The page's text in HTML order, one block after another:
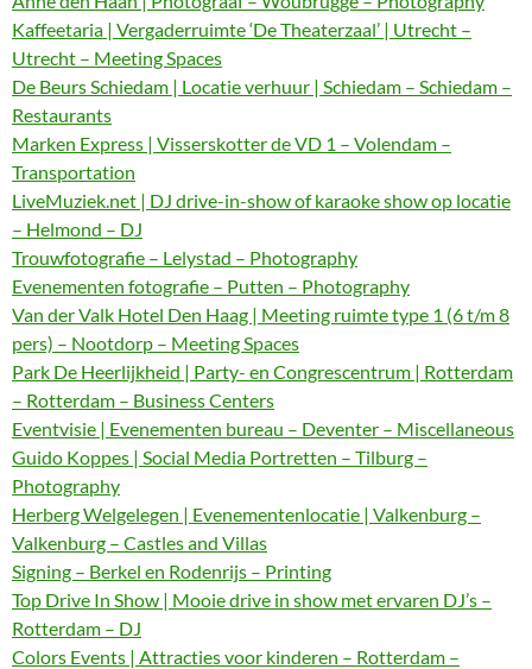
Kaffeetaria | Vergaderruimte ‘De Theaterzaal’ | Utrecht –
Utrecht – Meeting Spaces
De Beurs Schiedam | Locatie verhuur | Schiedam – Schiedam –
Restaurants
Marken Express | Visserskotter de VD 1 – Volendam –
Transportation
LiveMuziek.net | DJ drive-in-show of karaoke show op locatie
– Helmond – DJ
Trouwfotografie – Lelystad – Photography
Evenementen fotografie – Putten – Photography
Van der Valk Hotel Den Haag | Meeting ruimte type 1 (6 t/m 8
pers) – Nootdorp – Meeting Spaces
Park De Heerlijkheid | Party- en Congrescentrum | Rotterdam
– Rotterdam – Business Centers
Eventvisie | Evenementen bureau – Deventer – Miscellaneous
Guido Koppes | Social Media Portretten – Tilburg –
Photography
Herberg Welgelegen | Evenementenlocatie | Valkenburg –
Valkenburg – Castles and Villas
Signing – Berkel en Rodenrijs – Printing
Top Drive In Show | Mooie drive in show met ervaren DJ’s –
Rotterdam – DJ
Colors Events | Attracties voor kinderen – Rotterdam –